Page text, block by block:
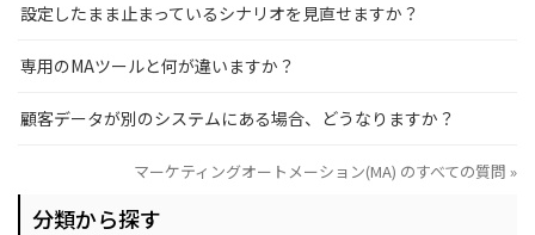
設定したまま止まっているシナリオを見直せますか？
専用のMAツールと何が違いますか？
顧客データが別のシステムにある場合、どうなりますか？
マーケティングオートメーション(MA) のすべての質問 »
分類から探す